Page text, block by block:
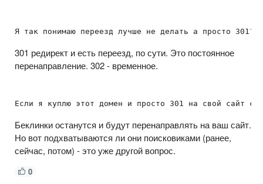
Я так понимаю переезд лучше не делать а просто 301?
301 редирект и есть переезд, по сути. Это постоянное
перенаправление. 302 - временное.
Если я куплю этот домен и просто 301 на свой сайт
Беклинки останутся и будут перенаправлять на ваш сайт.
Но вот подхватываются ли они поисковиками (ранее,
сейчас, потом) - это уже другой вопрос.
0